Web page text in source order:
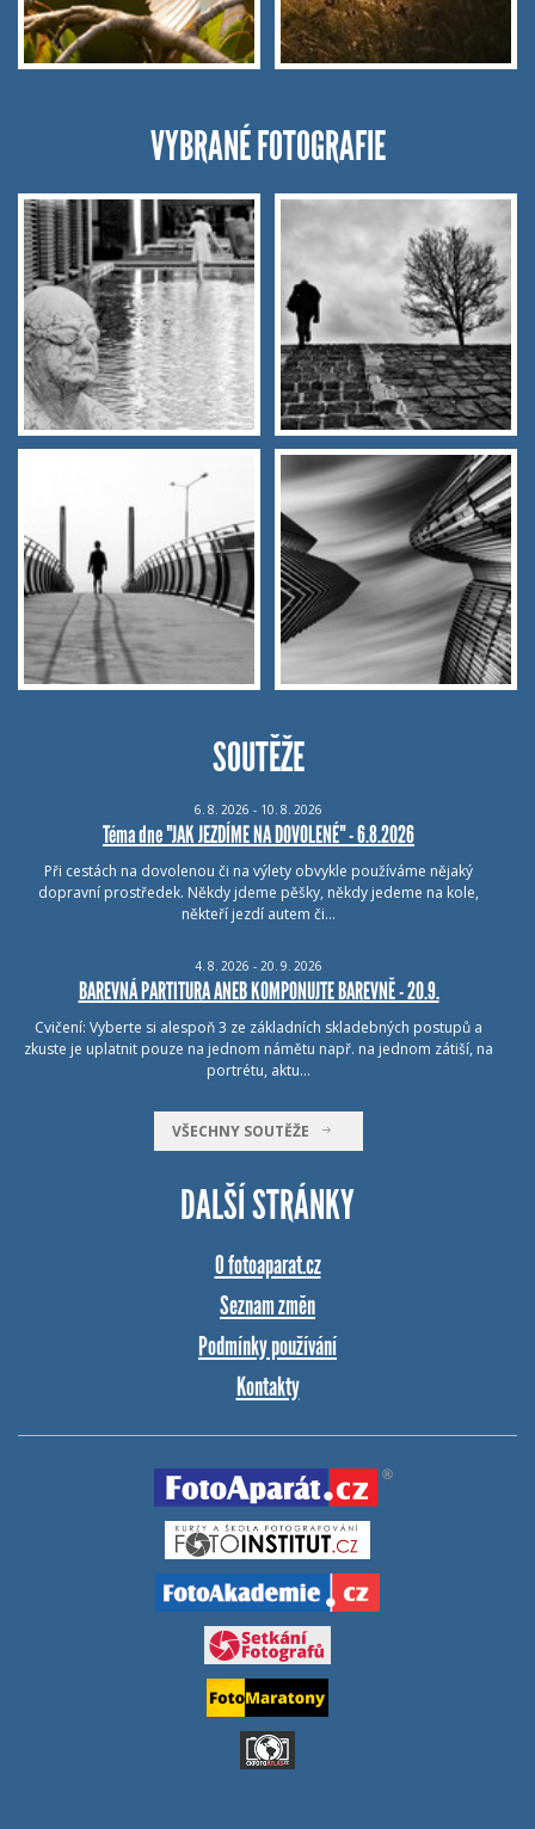
VYBRANÉ FOTOGRAFIE
SOUTĚŽE
6. 8. 2026 - 10. 8. 2026
Téma dne "JAK JEZDÍME NA DOVOLENÉ" - 6.8.2026
Při cestách na dovolenou či na výlety obvykle používáme nějaký
dopravní prostředek. Někdy jdeme pěšky, někdy jedeme na kole,
někteří jezdí autem či…
4. 8. 2026 - 20. 9. 2026
BAREVNÁ PARTITURA ANEB KOMPONUJTE BAREVNĚ - 20.9.
Cvičení: Vyberte si alespoň 3 ze základních skladebných postupů a
zkuste je uplatnit pouze na jednom námětu např. na jednom zátiší, na
portrétu, aktu…
VŠECHNY SOUTĚŽE
DALŠÍ STRÁNKY
O fotoaparat.cz
Seznam změn
Podmínky používání
Kontakty